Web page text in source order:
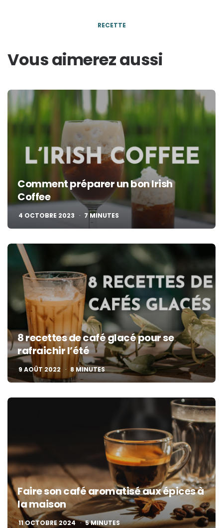
RECETTE
Vous aimerez aussi
Comment préparer un bon Irish
Coffee
4 OCTOBRE 2023 7 MINUTES
8 recettes de café glacé pour se
rafraichir l’été
9 AOÛT 2022 8 MINUTES
Faire son café aromatisé aux épices à
la maison
11 OCTOBRE 2024 5MINUTES